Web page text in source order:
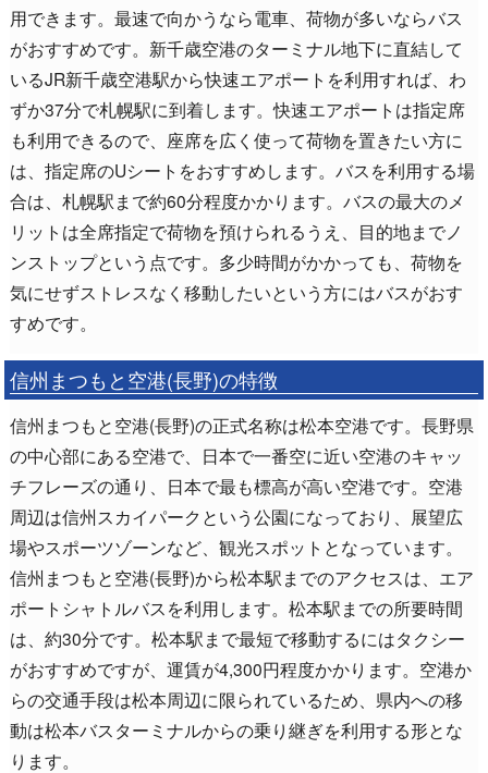
用できます。最速で向かうなら電車、荷物が多いならバス
がおすすめです。新千歳空港のターミナル地下に直結して
いるJR新千歳空港駅から快速エアポートを利用すれば、わ
ずか37分で札幌駅に到着します。快速エアポートは指定席
も利用できるので、座席を広く使って荷物を置きたい方に
は、指定席のUシートをおすすめします。バスを利用する場
合は、札幌駅まで約60分程度かかります。バスの最大のメ
リットは全席指定で荷物を預けられるうえ、目的地までノ
ンストップという点です。多少時間がかかっても、荷物を
気にせずストレスなく移動したいという方にはバスがおす
すめです。
信州まつもと空港(長野)の特徴
信州まつもと空港(長野)の正式名称は松本空港です。長野県
の中心部にある空港で、日本で一番空に近い空港のキャッ
チフレーズの通り、日本で最も標高が高い空港です。空港
周辺は信州スカイパークという公園になっており、展望広
場やスポーツゾーンなど、観光スポットとなっています。
信州まつもと空港(長野)から松本駅までのアクセスは、エア
ポートシャトルバスを利用します。松本駅までの所要時間
は、約30分です。松本駅まで最短で移動するにはタクシー
がおすすめですが、運賃が4,300円程度かかります。空港か
らの交通手段は松本周辺に限られているため、県内への移
動は松本バスターミナルからの乗り継ぎを利用する形とな
ります。